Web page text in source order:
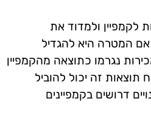
לקמפיין ולמדוד את
המטרה היא להגדיל
נגרמו כתוצאה מהקמפיין
זה יכול להוביל
דרושים בקמפיינים